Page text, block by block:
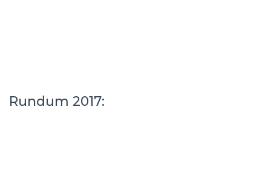
Rundum 2017: